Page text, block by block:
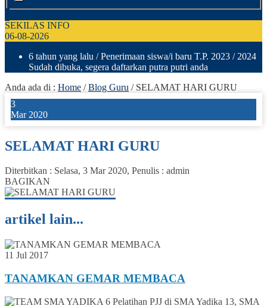
SEKILAS INFO
06-08-2026
6 tahun yang lalu / Penerimaan siswa/i baru T.P. 2023 / 2024
Sudah dibuka, segera daftarkan putra putri anda
Anda ada di : Home /Blog Guru / SELAMAT HARI GURU
3
Mar 2020
SELAMAT HARI GURU
Diterbitkan : Selasa, 3 Mar 2020, Penulis : admin
BAGIKAN
artikel lain...
11 Jul 2017
TANAMKAN GEMAR MEMBACA